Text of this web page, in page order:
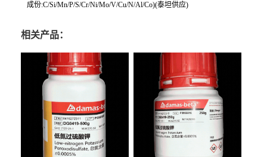
成份:C/Si/Mn/P/S/Cr/Ni/Mo/V/Cu/N/Al/Co)(泰坦供应)
相关产品：